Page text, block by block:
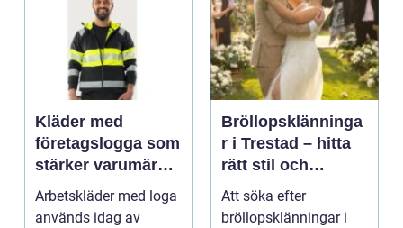
Kläder med
företagslogga som
stärker varumärket
varje dag
Arbetskläder med loga
används idag av
Bröllopsklänninga
r i Trestad – hitta
rätt stil och
passform inför den
stora dagen
Att söka efter
bröllopsklänningar i